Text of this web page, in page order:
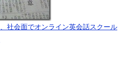
社会面でオンライン英会話スクール